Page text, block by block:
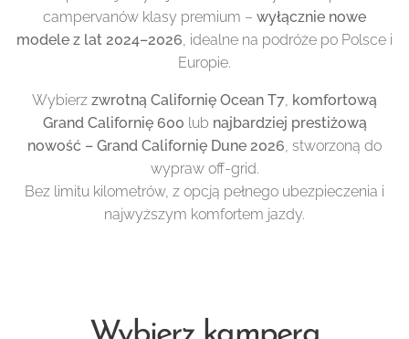
campervanów klasy premium – wyłącznie nowe
modele z lat 2024–2026, idealne na podróże po Polsce i
Europie.
Wybierz zwrotną Californię Ocean T7, komfortową
Grand Californię 600 lub najbardziej prestiżową
nowość – Grand Californię Dune 2026, stworzoną do
wypraw off-grid.
Bez limitu kilometrów, z opcją pełnego ubezpieczenia i
najwyższym komfortem jazdy.